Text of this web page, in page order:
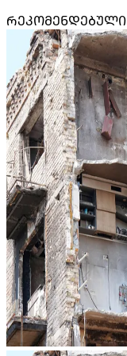
ᲠᲔᲙᲝᲛᲔᲜᲓᲔᲑᲣᲚᲘ